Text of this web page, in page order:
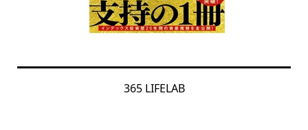
365 LIFELAB